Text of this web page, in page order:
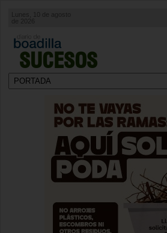
SUCESOS
Lunes, 10 de agosto